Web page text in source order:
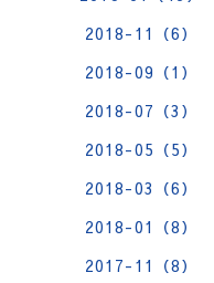
2018-11（6）
2018-09（1）
2018-07（3）
2018-05（5）
2018-03（6）
2018-01（8）
2017-11（8）